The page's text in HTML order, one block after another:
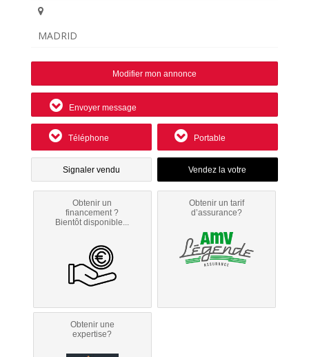
MADRID
Modifier mon annonce
Envoyer message
Téléphone Portable
Signaler vendu
Obtenir un
financement ?
Bientôt disponible...
Obtenir un tarif
d’assurance?
Obtenir une
expertise?